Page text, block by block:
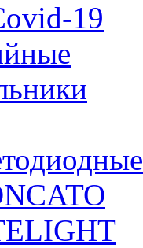
19